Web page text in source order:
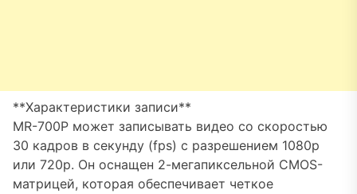
**Характеристики записи**
MR-700P может записывать видео со скоростью
30 кадров в секунду (fps) с разрешением 1080p
или 720p. Он оснащен 2-мегапиксельной CMOS-
матрицей, которая обеспечивает четкое